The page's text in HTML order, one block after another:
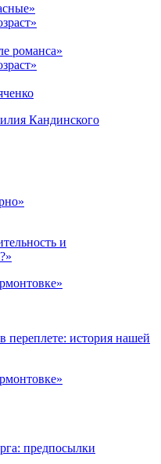
романса»
Кандинского
и
переплете: история нашей
предпосылки